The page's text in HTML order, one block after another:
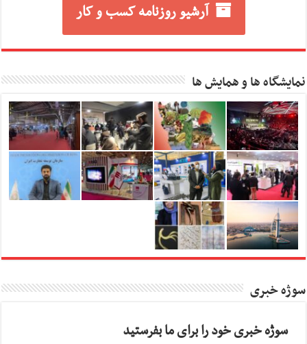
آرشیو روزنامه کسب و کار
نمایشگاه ها و همایش ها
سوژه خبری
سوژه خبری خود را برای ما بفرستید